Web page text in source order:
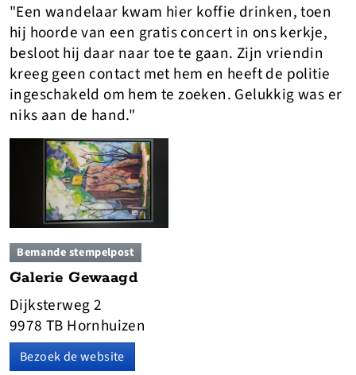
"Een wandelaar kwam hier koffie drinken, toen
hij hoorde van een gratis concert in ons kerkje,
besloot hij daar naar toe te gaan. Zijn vriendin
kreeg geen contact met hem en heeft de politie
ingeschakeld om hem te zoeken. Gelukkig was er
niks aan de hand."
Bemande stempelpost
Galerie Gewaagd
Dijksterweg 2
9978 TB Hornhuizen
Bezoek de website